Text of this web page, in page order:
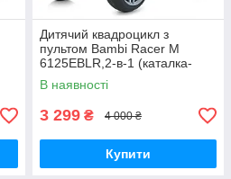
Дитячий квадроцикл з
пультом Bambi Racer M
6125EBLR,2-в-1 (каталка-
толокар), 1*6V4AH, 1*25 W,
MP3, USB
В наявності
3 299 ₴ 4 000 ₴
Купити